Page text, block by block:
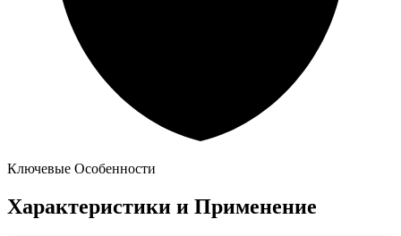
Ключевые Особенности
Характеристики и Применение